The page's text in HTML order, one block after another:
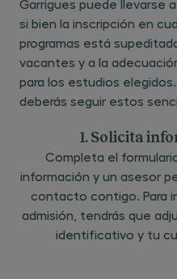
Garrigues puede llevarse
si bien la inscripción en
programas está
vacantes y a la
para los estudios
deberás seguir estos
1. Solicita
Completa el
información y un asesor
contacto contigo. Para
admisión, tendrás que
identificativo y tu